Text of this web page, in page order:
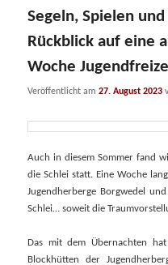
Segeln, Spielen
Rückblick auf eine
Woche
Veröffentlicht am27. August 2023
Auch in diesem Sommer fand
die Schlei statt. Eine Woche
Jugendherberge Borgwedel
Schlei… soweit die
Das mit dem Übernachten
Blockhütten der